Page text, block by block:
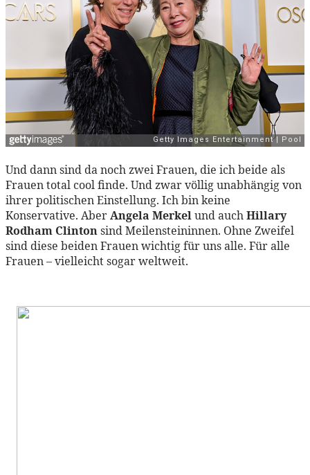
Und dann sind da noch zwei Frauen, die ich beide als
Frauen total cool finde. Und zwar völlig unabhängig von
ihrer politischen Einstellung. Ich bin keine
Konservative. AberAngela Merkelund auchHillary
Rodham Clintonsind Meilensteininnen. Ohne Zweifel
sind diese beiden Frauen wichtig für uns alle. Für alle
Frauen – vielleicht sogar weltweit.